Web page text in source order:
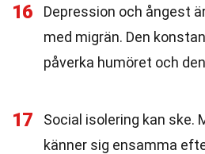
16
Depression och ångest
med migrän. Den
påverka humöret och
17
Social isolering kan ske.
känner sig ensamma